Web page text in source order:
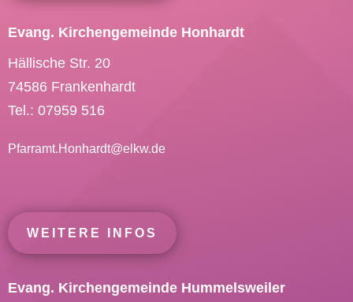
Evang. Kirchengemeinde Honhardt
Hällische Str. 20
74586 Frankenhardt
Tel.: 07959 516
Pfarramt.Honhardt@elkw.de
WEITERE INFOS
Evang. Kirchengemeinde Hummelsweiler